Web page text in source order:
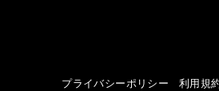
プライバシーポリシー 利用規